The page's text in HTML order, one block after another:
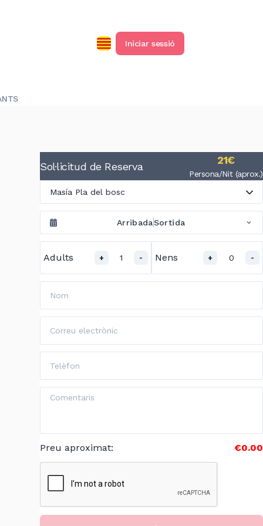
Iniciar sessió
Sol·licitud de Reserva 21€
Persona/Nit (aprox.)
Masía Pla del bosc
ArribadaSortida
Adults + 1 - Nens + 0 -
Preu aproximat: €0.00